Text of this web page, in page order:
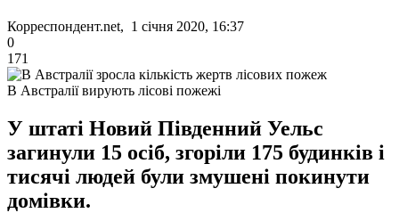
Корреспондент.net, 1 січня 2020, 16:37
0
171
В Австралії вирують лісові пожежі
У штаті Новий Південний Уельс
загинули 15 осіб, згоріли 175 будинків і
тисячі людей були змушені покинути
домівки.